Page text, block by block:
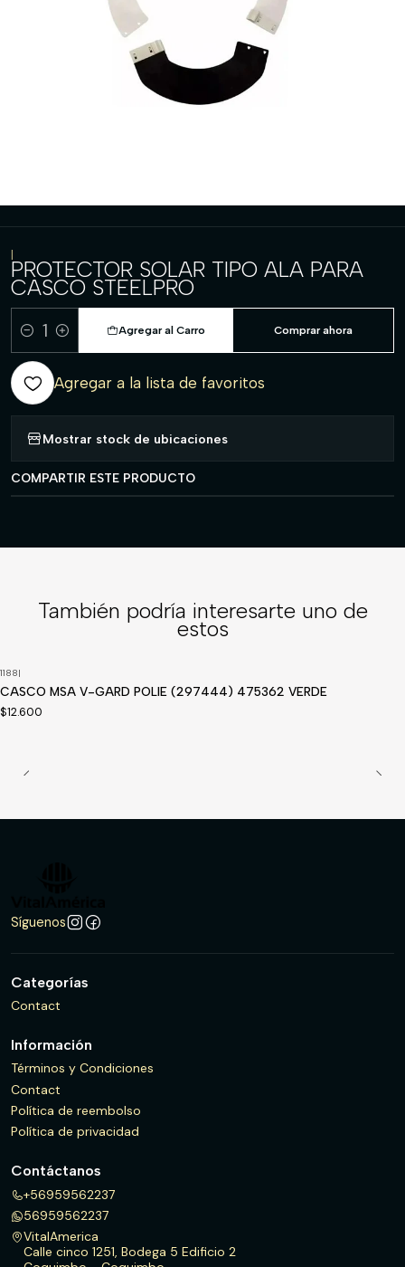
|
PROTECTOR SOLAR TIPO ALA PARA
CASCO STEELPRO
Cantidad
Agregar al Carro Comprar ahora
Agregar a la lista de favoritos
Mostrar stock de ubicaciones
COMPARTIR ESTE PRODUCTO
También podría interesarte uno de
estos
1188|
CASCO MSA V-GARD POLIE (297444) 475362 VERDE
$12.600
Síguenos
Categorías
Contact
Información
Términos y Condiciones
Contact
Política de reembolso
Política de privacidad
Contáctanos
+56959562237
56959562237
VitalAmerica
Calle cinco 1251, Bodega 5 Edificio 2